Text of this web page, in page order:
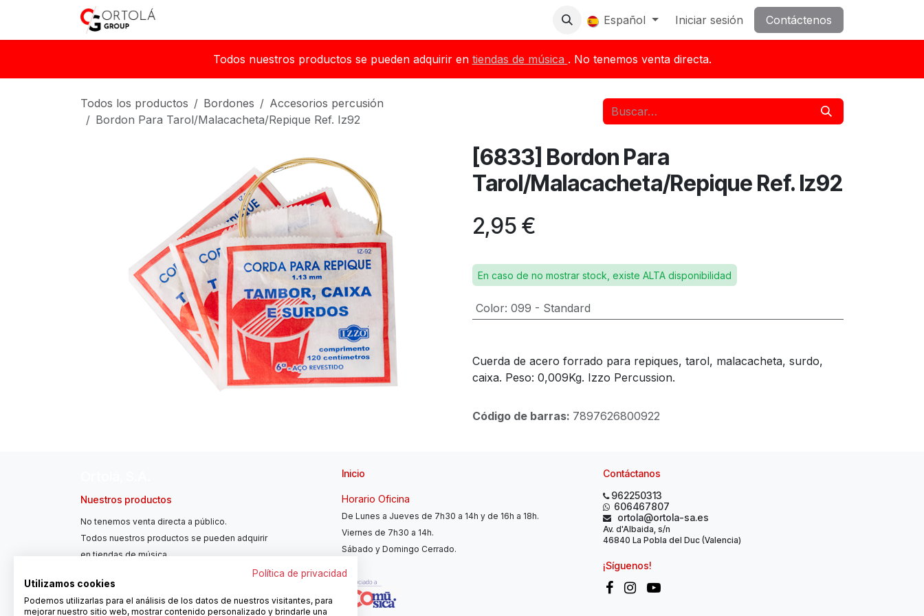
Español Iniciar sesión Contáctenos
Todos nuestros productos se pueden adquirir en tiendas de música . No tenemos venta directa.
Todos los productos Bordones
Accesorios percusión
Bordon Para Tarol/Malacacheta/Repique Ref. Iz92
[6833] Bordon Para
Tarol/Malacacheta/Repique Ref. Iz92
2,95 €
En caso de no mostrar stock, existe ALTA disponibilidad
Color: 099 - Standard
Cuerda de acero forrado para repiques, tarol, malacacheta, surdo,
caixa. Peso: 0,009Kg. Izzo Percussion.
Código de barras: 7897626800922
Nuestros productos
No tenemos venta directa a público.
Todos nuestros productos se pueden adquirir
en tiendas de música.
Inicio
Horario Oficina
De Lunes a Jueves de 7h30 a 14h y de 16h a 18h.
Viernes de 7h30 a 14h.
Sábado y Domingo Cerrado.
Contáctanos
962250313
606467807
ortola@ortola-sa.es
Av. d'Albaida, s/n
46840 La Pobla del Duc (Valencia)
¡Síguenos!
Política de privacidad
Utilizamos cookies
Podemos utilizarlas para el análisis de los datos de nuestros visitantes, para
mejorar nuestro sitio web, mostrar contenido personalizado y brindarle una